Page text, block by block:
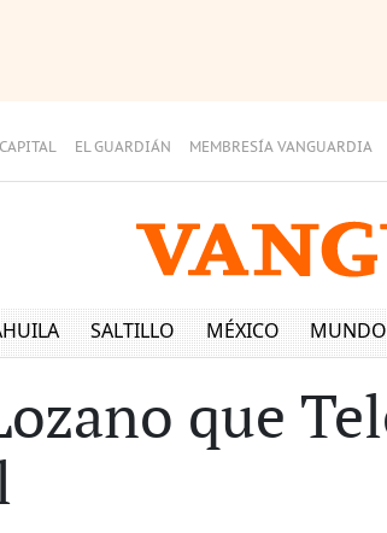
EL GUARDIÁN MEMBRESÍA VANGUARDIA
SALTILLO MÉXICO MUNDO
que